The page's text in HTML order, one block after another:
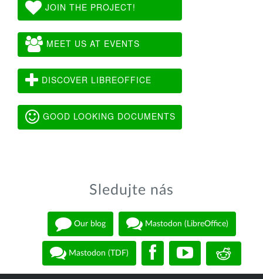
JOIN THE PROJECT!
MEET US AT EVENTS
DISCOVER LIBREOFFICE
GOOD LOOKING DOCUMENTS
Sledujte nás
Our blog Mastodon (LibreOffice)
Mastodon (TDF)